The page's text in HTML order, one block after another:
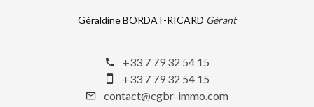
Géraldine BORDAT-RICARD Gérant
+33 7 79 32 54 15
+33 7 79 32 54 15
contact@cgbr-immo.com